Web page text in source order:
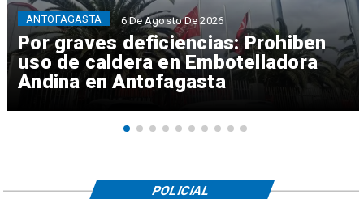
Por graves deficiencias: Prohiben
uso de caldera en Embotelladora
Andina en Antofagasta
ANTOFAGASTA 6 De Agosto De 2026
POLICIAL